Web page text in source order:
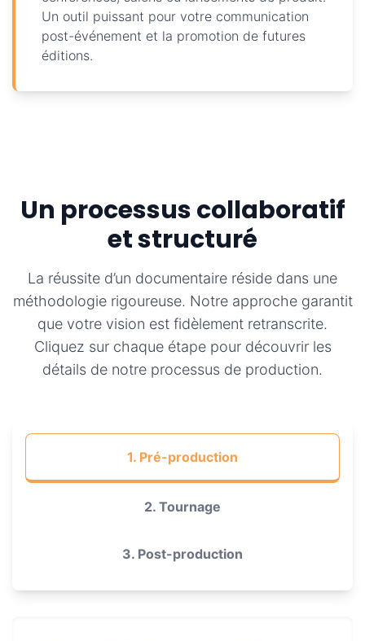
Un outil puissant pour votre communication
post-événement et la promotion de futures
éditions.
Un processus collaboratif
et structuré
La réussite d’un documentaire réside dans une
méthodologie rigoureuse. Notre approche garantit
que votre vision est fidèlement retranscrite.
Cliquez sur chaque étape pour découvrir les
détails de notre processus de production.
1. Pré-production
2. Tournage
3. Post-production